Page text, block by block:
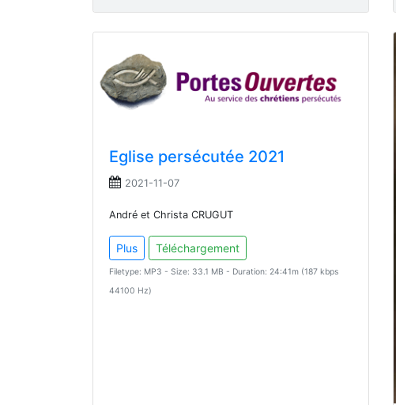
Eglise persécutée 2021
2021-11-07
André et Christa CRUGUT
Plus Téléchargement
Filetype: MP3 - Size: 33.1 MB - Duration: 24:41m (187 kbps
44100 Hz)